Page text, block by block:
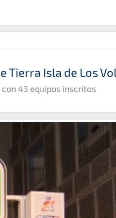
Tierra Isla de Los
43 equipos inscritos